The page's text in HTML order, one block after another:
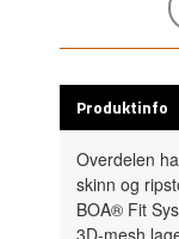
Produktinfo
Overdelen
skinn og
BOA® Fit